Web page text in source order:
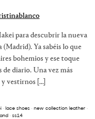
para descubrir la nueva
Ya sabéis lo que
bohemios y ese toque
diario. Una vez más
vestirnos […]
· lace shoes· new collection leather·
· ss14